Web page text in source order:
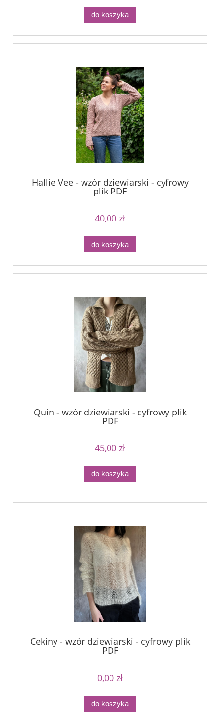
do koszyka
Hallie Vee - wzór dziewiarski - cyfrowy
plik PDF
40,00 zł
do koszyka
Quin - wzór dziewiarski - cyfrowy plik
PDF
45,00 zł
do koszyka
Cekiny - wzór dziewiarski - cyfrowy plik
PDF
0,00 zł
do koszyka